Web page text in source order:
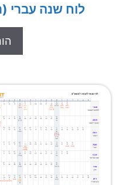
לוח שנה עברי